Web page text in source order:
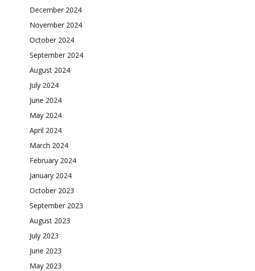
December 2024
November 2024
October 2024
September 2024
August 2024
July 2024
June 2024
May 2024
April 2024
March 2024
February 2024
January 2024
October 2023
September 2023
August 2023
July 2023
June 2023
May 2023